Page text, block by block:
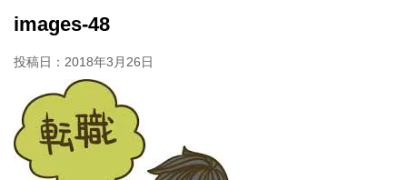
images-48
投稿日： 2018年3月26日